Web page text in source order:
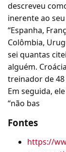
descreveu
inerente ao
“Espanha,
Colômbia,
sei quantas
alguém.
treinador de 48
Em seguida,
“não bas
Fontes
https://